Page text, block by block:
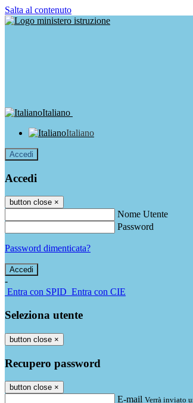
Salta al contenuto
Italiano
Italiano
Accedi
Accedi
button close ×
Nome Utente
Password
Password dimenticata?
-
Entra con SPID Entra con CIE
Seleziona utente
button close ×
Recupero password
button close ×
E-mail Verrà inviato